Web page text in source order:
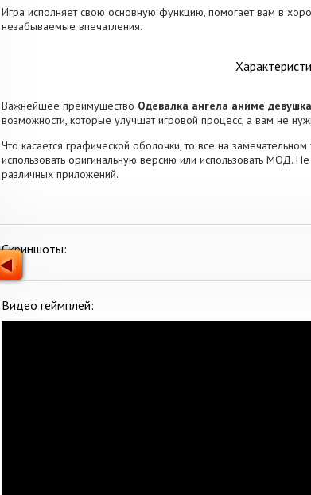
Игра исполняет свою основную функцию, помогает вам в
незабываемые впечатления.
Важнейшее преимущество Одевалка ангела аниме
возможности, которые улучшат игровой процесс, а вам не
Что касается графической оболочки, то все на
использовать оригинальную версию или использовать МОД.
различных приложений.
Скриншоты:
Видео геймплей: